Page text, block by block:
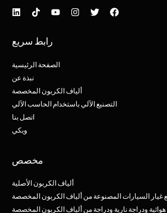
رابط سريع
الصفحة الرئيسية
نبذة عن
ألياف الكربون المخصصة
التصنيع الآلي باستخدام الحاسب الآلي
اتصل بنا
ويكي
مخصص
ألياف الكربون الأصلية
غيار السيارات المصنوعة من ألياف الكربون المخصصة
ودراجة نارية ودراجة من ألياف الكربون المخصصة